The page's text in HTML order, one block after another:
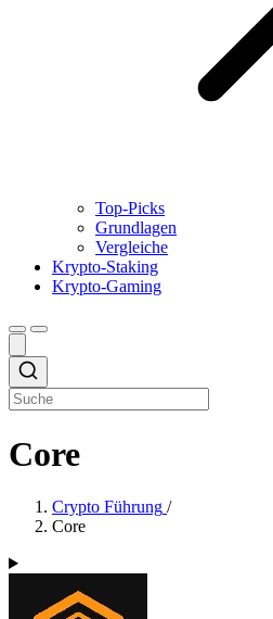
Top-Picks
Grundlagen
Vergleiche
Krypto-Staking
Krypto-Gaming
Core
Crypto Führung /
Core